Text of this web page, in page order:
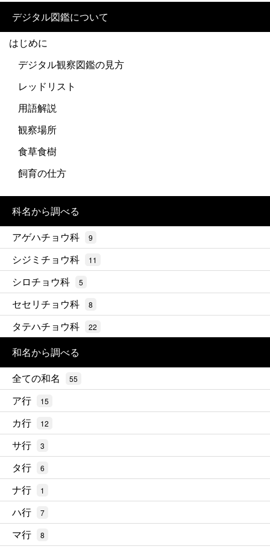
デジタル図鑑について
はじめに
デジタル観察図鑑の見方
レッドリスト
用語解説
観察場所
食草食樹
飼育の仕方
科名から調べる
アゲハチョウ科
9
シジミチョウ科 11
シロチョウ科 5
セセリチョウ科 8
タテハチョウ科 22
和名から調べる
全ての和名
55
ア行 15
カ行 12
サ行 3
タ行 6
ナ行 1
ハ行 7
マ行 8